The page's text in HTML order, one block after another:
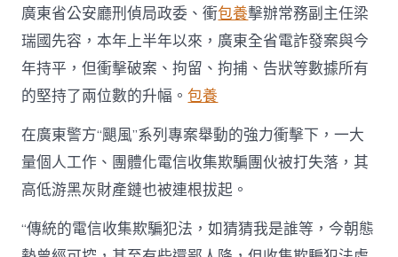
回
損
掉
20
億
余
元〉
中
廣東省公安廳刑偵局政委、衝包養擊辦常務副主任梁
瑞國先容，本年上半年以來，廣東全省電詐發案與今
年持平，但衝擊破案、拘留、拘捕、告狀等數據所有
的堅持了兩位數的升幅。包養
在廣東警方“颶風”系列專案舉動的強力衝擊下，一大
量個人工作、團體化電信收集欺騙團伙被打失落，其
高低游黑灰財產鏈也被連根拔起。
“傳統的電信收集欺騙犯法，如猜猜我是誰等，今朝態